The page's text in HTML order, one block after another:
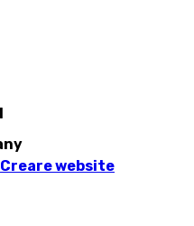
Creare website